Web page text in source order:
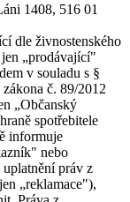
1408, 516 01
dle živnostenského
„prodávající"
v souladu s §
č. 89/2012
„Občanský
spotřebitele
informuje
nebo
práv z
„reklamace"),